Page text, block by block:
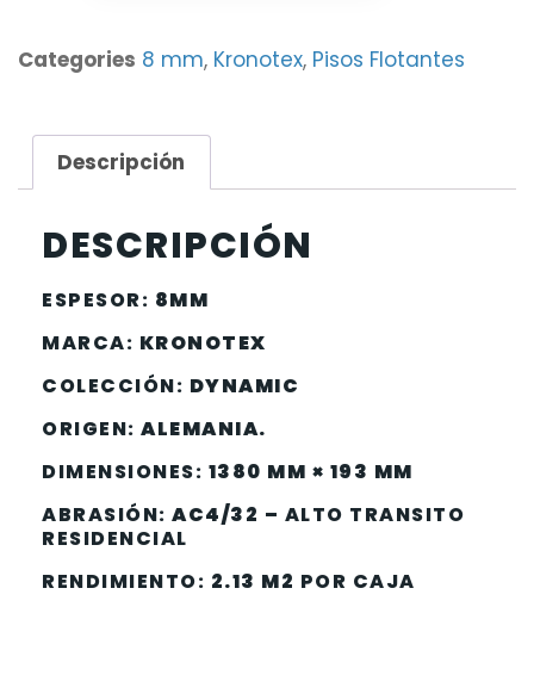
Categories 8 mm, Kronotex, Pisos Flotantes
Descripción
DESCRIPCIÓN
ESPESOR: 8MM
MARCA: KRONOTEX
COLECCIÓN: DYNAMIC
ORIGEN: ALEMANIA.
DIMENSIONES: 1380 MM × 193 MM
ABRASIÓN: AC4/32 – ALTO TRANSITO
RESIDENCIAL
RENDIMIENTO: 2.13 M2 POR CAJA